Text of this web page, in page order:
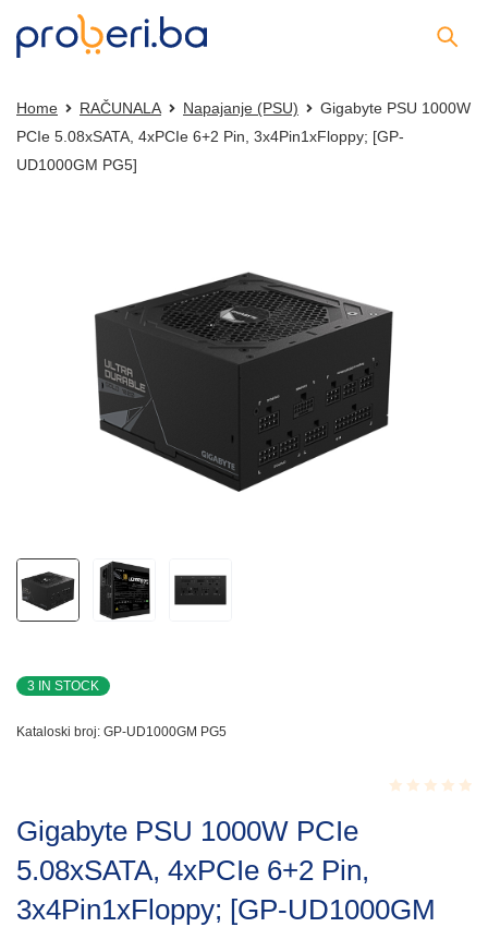
Home RAČUNALA Napajanje (PSU)
Gigabyte PSU 1000W
PCIe 5.08xSATA, 4xPCIe 6+2 Pin, 3x4Pin1xFloppy; [GP-
UD1000GM PG5]
3 IN STOCK
Kataloski broj: GP-UD1000GM PG5
Gigabyte PSU 1000W PCIe
5.08xSATA, 4xPCIe 6+2 Pin,
3x4Pin1xFloppy; [GP-UD1000GM